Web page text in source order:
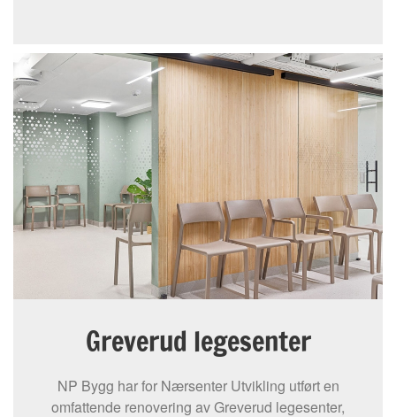
Greverud legesenter
NP Bygg har for Nærsenter Utvikling utført en
omfattende renovering av Greverud legesenter,